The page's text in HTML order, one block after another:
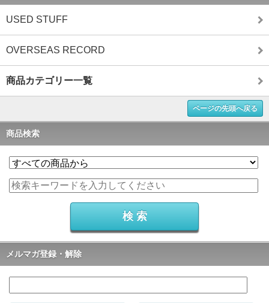
USED STUFF
OVERSEAS RECORD
商品カテゴリー一覧
ページの先頭へ戻る
商品検索
メルマガ登録・解除